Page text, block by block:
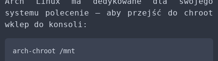
systemu polecenie – aby przejść do chroot
wklep do konsoli:
arch-chroot /mnt